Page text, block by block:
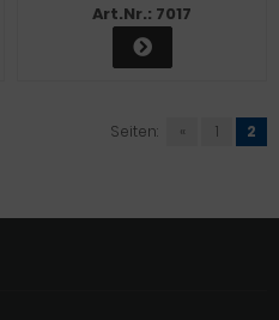
Art.Nr.: 7017
Seiten: « 1 2